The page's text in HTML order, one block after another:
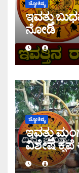
ಜ್ಯೋತಿಷ್ಯ
ಇವತ್ತು
ನೋಡಿ
ಜ್ಯೋತಿಷ್ಯ
ಇವತ್ತು
ವಿಶೇಷ
ಇಂದಿನ